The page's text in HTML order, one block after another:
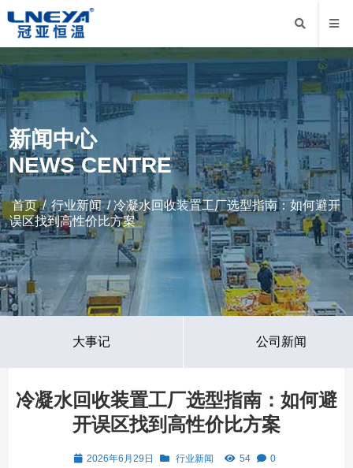
新闻中心
NEWS CENTRE
首页/行业新闻/ 冷凝水回收装置工厂选型指南：如何避开
误区找到高性价比方案
大事记 公司新闻
冷凝水回收装置工厂选型指南：如何避
开误区找到高性价比方案
2026年6月29日 行业新闻 54 0